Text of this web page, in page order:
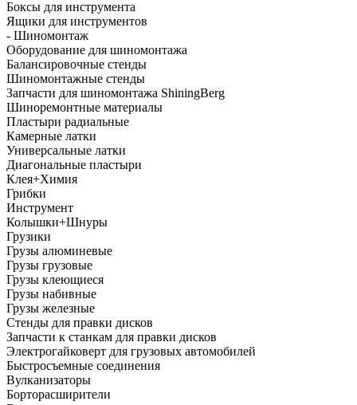
Боксы для инструмента
Ящики для инструментов
- Шиномонтаж
Оборудование для шиномонтажа
Балансировочные стенды
Шиномонтажные стенды
Запчасти для шиномонтажа ShiningBerg
Шиноремонтные материалы
Пластыри радиальные
Камерные латки
Универсальные латки
Диагональные пластыри
Клея+Химия
Грибки
Инструмент
Колышки+Шнуры
Грузики
Грузы алюминевые
Грузы грузовые
Грузы клеющиеся
Грузы набивные
Грузы железные
Стенды для правки дисков
Запчасти к станкам для правки дисков
Электрогайковерт для грузовых автомобилей
Быстросъемные соединения
Вулканизаторы
Борторасширители